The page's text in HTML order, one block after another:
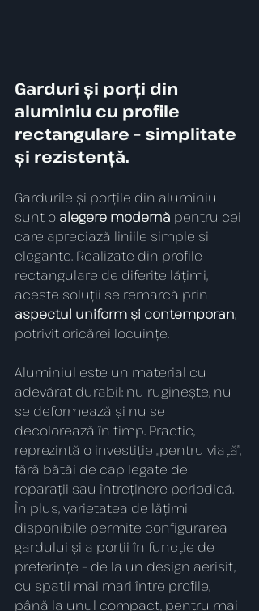
Garduri și porți din
aluminiu cu profile
rectangulare – simplitate
și rezistență.
Gardurile și porțile din aluminiu
sunt o alegere modernă pentru cei
care apreciază liniile simple și
elegante. Realizate din profile
rectangulare de diferite lățimi,
aceste soluții se remarcă prin
aspectul uniform și contemporan,
potrivit oricărei locuințe.
Aluminiul este un material cu
adevărat durabil: nu ruginește, nu
se deformează și nu se
decolorează în timp. Practic,
reprezintă o investiție „pentru viață”,
fără bătăi de cap legate de
reparații sau întreținere periodică.
În plus, varietatea de lățimi
disponibile permite configurarea
gardului și a porții în funcție de
preferințe – de la un design aerisit,
cu spații mai mari între profile,
până la unul compact, pentru mai